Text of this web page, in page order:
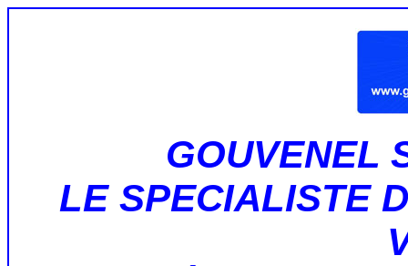
GOUVENEL
LE SPECIALISTE